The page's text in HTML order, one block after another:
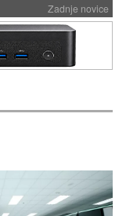
Zadnje novice